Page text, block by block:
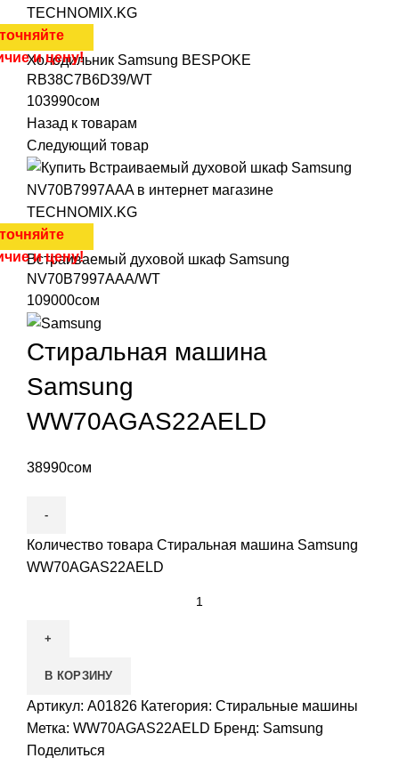
и цену!
Холодильник Samsung BESPOKE
RB38C7B6D39/WT
103990сом
Назад к товарам
Следующий товар
и цену!
Встраиваемый духовой шкаф Samsung
NV70B7997AAA/WT
109000сом
Стиральная машина
Samsung
WW70AGAS22AELD
38990сом
Количество товара Стиральная машина Samsung
WW70AGAS22AELD
В КОРЗИНУ
Артикул: А01826 Категория: Стиральные машины
Метка: WW70AGAS22AELD Бренд: Samsung
Поделиться